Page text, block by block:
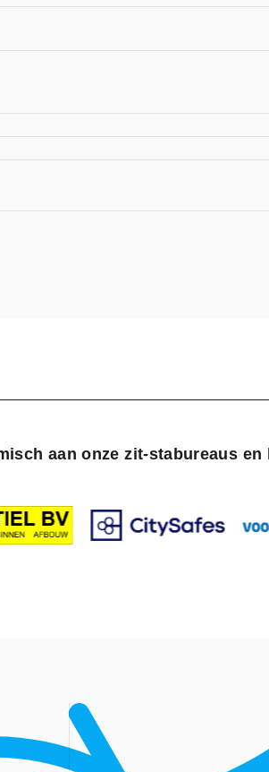
aan onze zit-stabureaus